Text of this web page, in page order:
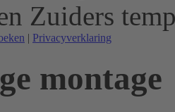
Zuiders
| Privacyverklaring
montage